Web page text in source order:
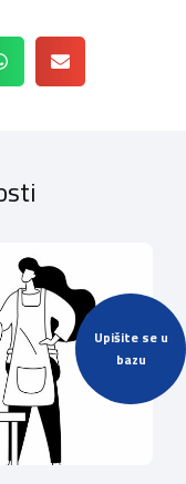
Upišite se u
bazu